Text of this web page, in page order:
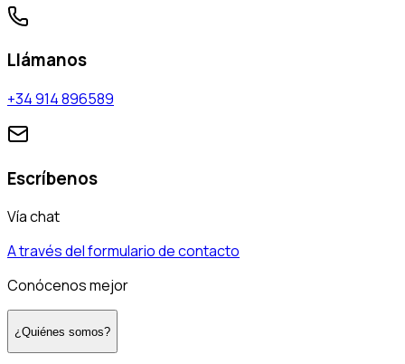
Llámanos
+34 914 896589
Escríbenos
Vía chat
A través del formulario de contacto
Conócenos mejor
¿Quiénes somos?